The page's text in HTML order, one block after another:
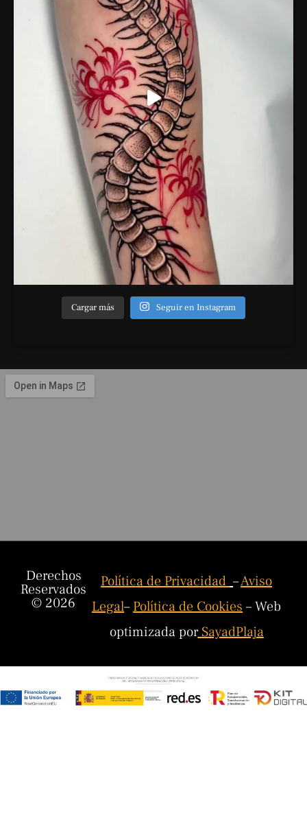
Cargar más Seguir en Instagram
Derechos
Reservados
© 2026
Política de Privacidad–Aviso
Legal–Política de Cookies– Web
optimizada porSayadPlaja